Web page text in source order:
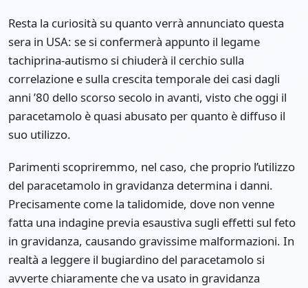
Resta la curiosità su quanto verrà annunciato questa
sera in USA: se si confermerà appunto il legame
tachiprina-autismo si chiuderà il cerchio sulla
correlazione e sulla crescita temporale dei casi dagli
anni ’80 dello scorso secolo in avanti, visto che oggi il
paracetamolo è quasi abusato per quanto è diffuso il
suo utilizzo.
Parimenti scopriremmo, nel caso, che proprio l’utilizzo
del paracetamolo in gravidanza determina i danni.
Precisamente come la talidomide, dove non venne
fatta una indagine previa esaustiva sugli effetti sul feto
in gravidanza, causando gravissime malformazioni. In
realtà a leggere il bugiardino del paracetamolo si
avverte chiaramente che va usato in gravidanza